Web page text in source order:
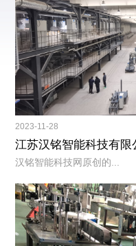
2023-11-28
江苏汉铭智能科技有限
汉铭智能科技网原创的...